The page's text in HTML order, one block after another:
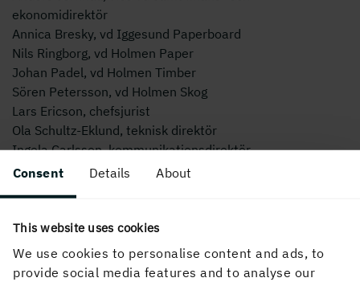
Consent Details About
This website uses cookies
We use cookies to personalise content and ads, to
provide social media features and to analyse our
ekonomidirektör
Annica Bresky, vd Iggesund Paperboard
Nils Ringborg, vd Holmen Paper
Johan Padel, vd Holmen Timber
Sören Petersson, vd Holmen Skog
Lars Ericson, chefsjurist
Ola Schultz-Eklund, teknisk direktör
Ingela Carlsson, kommunikationsdirektör
För ytterligare information, vänligen kontakta:
Ingela Carlsson, kommunikationsdirektör Holmen, tel.
070-212 97 12
Förändring i Holmens koncernledning